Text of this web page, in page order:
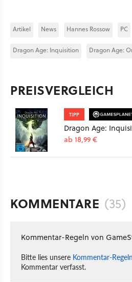
Artikel News Hannes Rossow PC
Dragon Age: Inquisition Dragon Age:
PREISVERGLEICH
TIPP
Dragon Age:
ab 18,99 €
KOMMENTARE (35)
Kommentar-Regeln von
Bitte lies unsere Kommentar-Regeln
Kommentar verfasst.